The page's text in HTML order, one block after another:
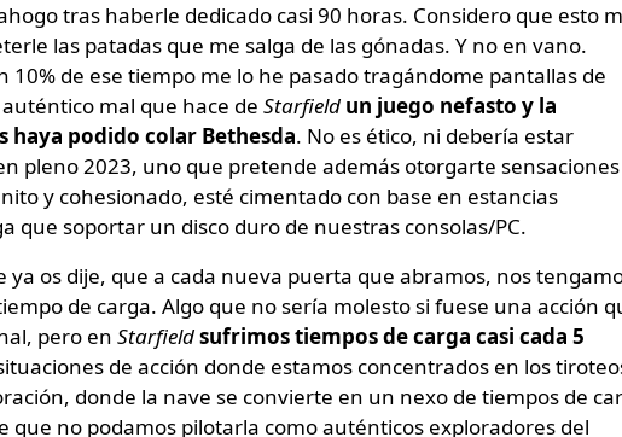
tras haberle dedicado casi 90 horas. Considero que esto
las patadas que me salga de las gónadas. Y no en vano.
10% de ese tiempo me lo he pasado tragándome pantallas de
mal que hace de Starfield un juego nefasto y la
haya podido colar Bethesda. No es ético, ni debería estar
pleno 2023, uno que pretende además otorgarte
y cohesionado, esté cimentado con base en estancias
que soportar un disco duro de nuestras consolas/PC.
ya os dije, que a cada nueva puerta que abramos, nos
de carga. Algo que no sería molesto si fuese una acción
pero en Starfieldsufrimos tiempos de carga casi cada 5
de acción donde estamos concentrados en los
donde la nave se convierte en un nexo de tiempos de
que no podamos pilotarla como auténticos exploradores del